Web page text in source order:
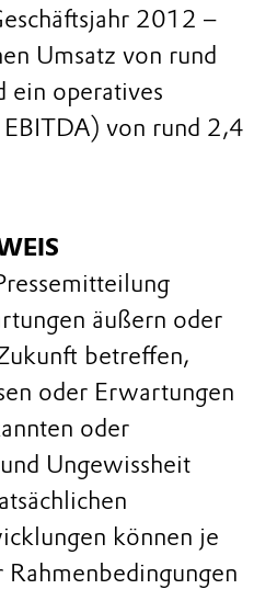
2012 –
Umsatz von rund
operatives
von rund 2,4
äußern oder
betreffen,
oder Erwartungen
oder
Ungewissheit
können je
Rahmenbedingungen